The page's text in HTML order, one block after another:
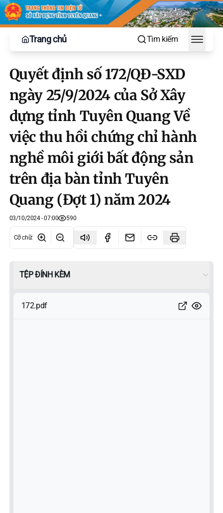
Trang chủ Tìm kiếm
Toggle
Quyết định số 172/QĐ-SXD
ngày 25/9/2024 của Sở Xây
dựng tỉnh Tuyên Quang Về
việc thu hồi chứng chỉ hành
nghề môi giới bất động sản
trên địa bàn tỉnh Tuyên
Quang (Đợt 1) năm 2024
03/10/2024 - 07:00 590
Cỡ chữ:
TỆP ĐÍNH KÈM
172.pdf